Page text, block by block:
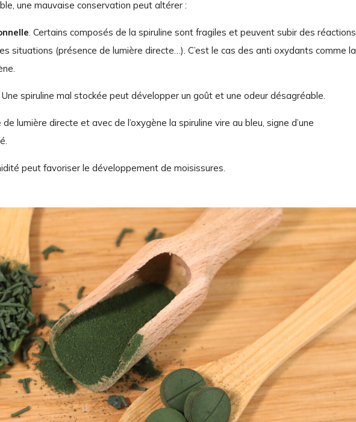
une mauvaise conservation peut altérer :
. Certains composés de la spiruline sont fragiles et peuvent subir des réactions
situations (présence de lumière directe…). C’est le cas des anti oxydants comme la
Une spiruline mal stockée peut développer un goût et une odeur désagréable.
de lumière directe et avec de l’oxygène la spiruline vire au bleu, signe d’une
peut favoriser le développement de moisissures.